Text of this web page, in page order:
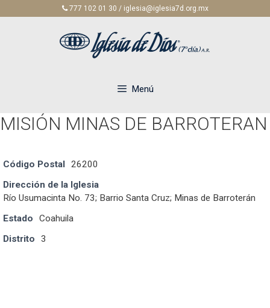
777 102 01 30 / iglesia@iglesia7d.org.mx
Menú
MISIÓN MINAS DE BARROTERAN
Código Postal 26200
Dirección de la Iglesia
Río Usumacinta No. 73; Barrio Santa Cruz; Minas de Barroterán
Estado
Coahuila
Distrito
3